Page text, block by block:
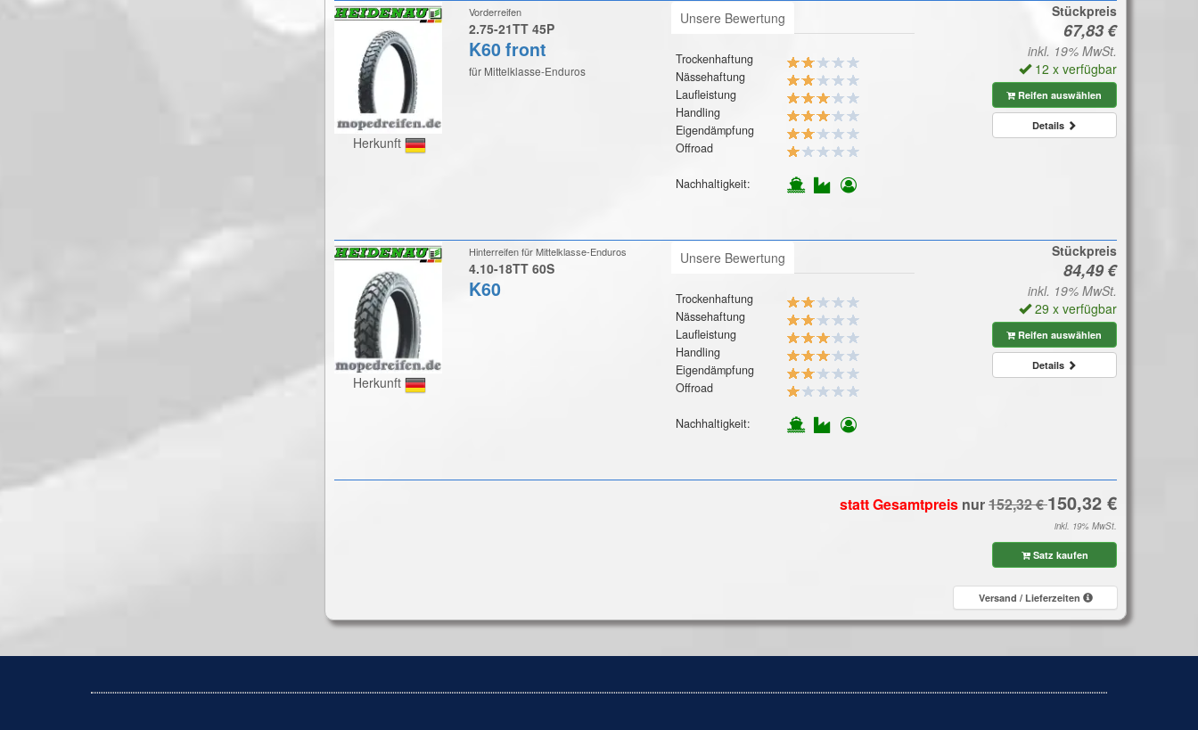
Herkunft
Vorderreifen
2.75-21TT 45P
K60 front
für Mittelklasse-Enduros
Unsere Bewertung
Trockenhaftung
Nässehaftung
Laufleistung
Handling
Eigendämpfung
Offroad
Nachhaltigkeit:
Stückpreis
inkl. 19% MwSt.
12 x verfügbar
Reifen auswählen
Details
Herkunft
Hinterreifen für Mittelklasse-Enduros
4.10-18TT 60S
K60
Unsere Bewertung
Trockenhaftung
Nässehaftung
Laufleistung
Handling
Eigendämpfung
Offroad
Nachhaltigkeit:
Stückpreis
inkl. 19% MwSt.
29 x verfügbar
Reifen auswählen
Details
statt Gesamtpreis nur
inkl. 19% MwSt.
Satz kaufen
Versand / Lieferzeiten